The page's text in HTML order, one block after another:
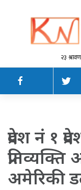
२३
प्रदेश नं १
अमेरिकी